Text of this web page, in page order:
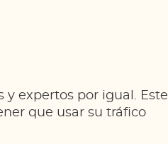
y expertos por igual. Este
que usar su tráfico